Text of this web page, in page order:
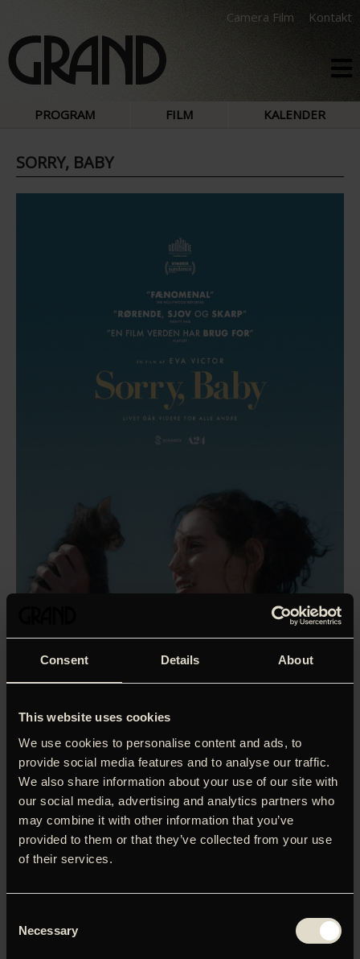
Consent Details About
This website uses cookies
We use cookies to personalise content and ads, to
provide social media features and to analyse our traffic.
We also share information about your use of our site with
our social media, advertising and analytics partners who
may combine it with other information that you’ve
provided to them or that they’ve collected from your use
of their services.
Selection
Necessary
Camera Film Kontakt
PROGRAM FILM KALENDER
SORRY, BABY
hovedrollen) fortæller om Agnes, der underviser på et
universitet og forsøger at genopbygge sit liv, efter hun er
blevet udsat for en traumatisk hændelse. Fortællingen
udfolder sig i fem kapitler, hvor vi følger Agnes’ langsomme
rejse mod selvforståelse, håb og nye venskaber. ’Sorry,
Baby’ handler om, hvad der sker, efter det værste er sket.
Det er en overraskende sjov og ærlig fortælling om at
ramme bunden, men også om alt det gode, der alligevel
sniger sig ind midt i livets største kriser – fra kattekillinger